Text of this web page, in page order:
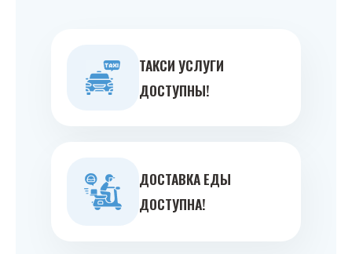
ТАКСИ УСЛУГИ
ДОСТУПНЫ!
ДОСТАВКА ЕДЫ
ДОСТУПНА!